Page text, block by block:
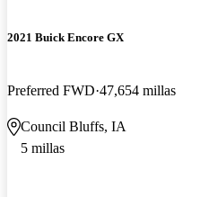
2021 Buick Encore GX
Preferred FWD 47,654 millas
Council Bluffs, IA
5 millas